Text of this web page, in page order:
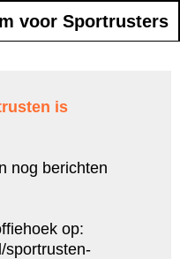
voor Sportrusters
is
nog berichten
op:
sportrusten-